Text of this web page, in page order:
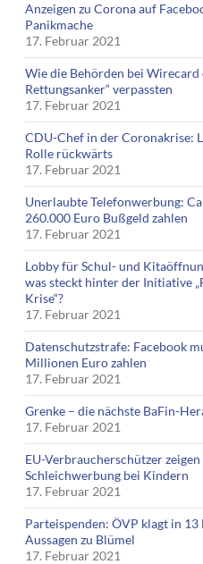
angeblich Steuern
Anzeigen zu Corona auf
Panikmache
17. Februar 2021
Wie die Behörden bei Wirecard
Rettungsanker“ verpassten
17. Februar 2021
CDU-Chef in der Coronakrise:
Rolle rückwärts
17. Februar 2021
Unerlaubte Telefonwerbung:
260.000 Euro Bußgeld zahlen
17. Februar 2021
Lobby für Schul- und
was steckt hinter der Initiative
Krise“?
17. Februar 2021
Datenschutzstrafe: Facebook
Millionen Euro zahlen
17. Februar 2021
Grenke – die nächste BaFin-
17. Februar 2021
EU-Verbraucherschützer zeigen
Schleichwerbung bei Kindern
17. Februar 2021
Parteispenden: ÖVP klagt in 13
Aussagen zu Blümel
17. Februar 2021